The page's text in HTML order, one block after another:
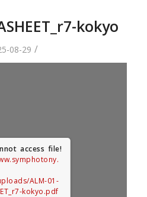
kokyo
08-29 /
access file!
ALM-01-
kokyo.pdf